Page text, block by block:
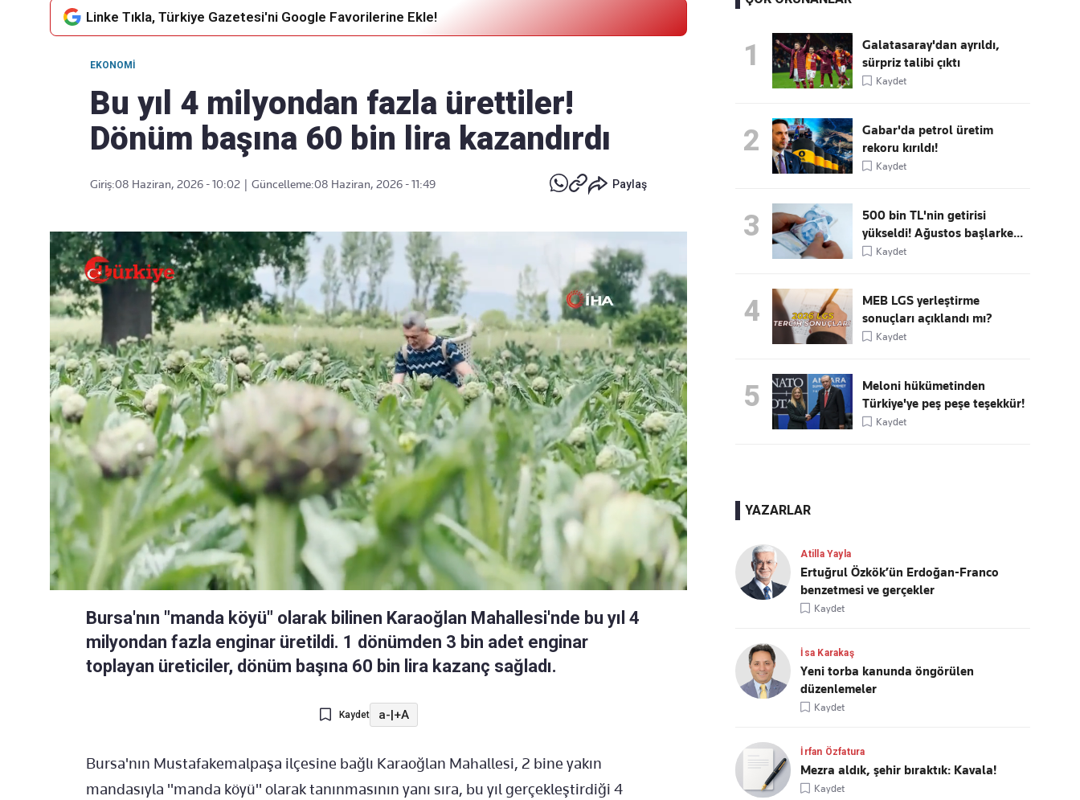
akışımıza ulaşın
göndermek içintıklayın
Kaçırmayın
Ücretsiz üye olun, gündemi
Linke Tıkla, Türkiye Gazetesi'ni Google Favorilerine Ekle!
EKONOMI
Bu yıl 4 milyondan fazla ürettiler!
Dönüm başına 60 bin lira kazandırdı
Giriş:08 Haziran, 2026 - 10:02 Güncelleme:08 Haziran, 2026 - 11:49 Paylaş
Bursa'nın "manda köyü" olarak bilinen Karaoğlan Mahallesi'nde bu yıl 4
milyondan fazla enginar üretildi. 1 dönümden 3 bin adet enginar
toplayan üreticiler, dönüm başına 60 bin lira kazanç sağladı.
Kaydet a-|+A
Bursa'nın Mustafakemalpaşa ilçesine bağlı Karaoğlan Mahallesi, 2 bine yakın
mandasıyla "manda köyü" olarak tanınmasının yanı sıra, bu yıl gerçekleştirdiği 4
1
Galatasaray'dan ayrıldı,
sürpriz talibi çıktı
Kaydet
2
Gabar'da petrol üretim
rekoru kırıldı!
Kaydet
3
500 bin TL'nin getirisi
yükseldi! Ağustos başlarke...
Kaydet
4
MEB LGS yerleştirme
sonuçları açıklandı mı?
Kaydet
5
Meloni hükümetinden
Türkiye'ye peş peşe teşekkür!
Kaydet
YAZARLAR
Atilla Yayla
Ertuğrul Özkök’ün Erdoğan-Franco
benzetmesi ve gerçekler
Kaydet
İsa Karakaş
Yeni torba kanunda öngörülen
düzenlemeler
Kaydet
İrfan Özfatura
Mezra aldık, şehir bıraktık: Kavala!
Kaydet